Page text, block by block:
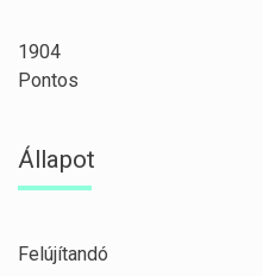
1904
Pontos
Állapot
Felújítandó